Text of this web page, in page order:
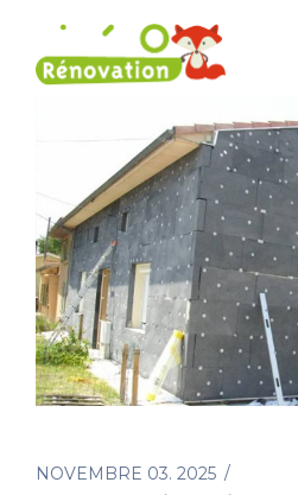
NOVEMBRE 03. 2025